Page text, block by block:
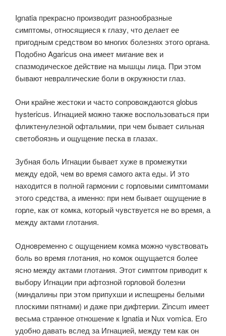
Ignatia прекрасно производит разнообразные
симптомы, относящиеся к глазу, что делает ее
пригодным средством во многих болезнях этого органа.
Подобно Agaricus она имеет мигание век и
спазмодическое действие на мышцы лица. При этом
бывают невралгические боли в окружности глаз.
Они крайне жестоки и часто сопровождаются globus
hystericus. Игнацией можно также воспользоваться при
фликтенулезной офтальмии, при чем бывает сильная
светобоязнь и ощущение песка в глазах.
Зубная боль Игнации бывает хуже в промежутки
между едой, чем во время самого акта еды. И это
находится в полной гармонии с горловыми симптомами
этого средства, а именно: при нем бывает ощущение в
горле, как от комка, который чувствуется не во время, а
между актами глотания.
Одновременно с ощущением комка можно чувствовать
боль во время глотания, но комок ощущается более
ясно между актами глотания. Этот симптом приводит к
выбору Игнации при афтозной горловой болезни
(миндалины при этом припухши и испещрены белыми
плоскими пятнами) и даже при дифтерии. Zincum имеет
весьма странное отношение к Ignatia и Nux vomica. Его
удобно давать вслед за Игнацией, между тем как он